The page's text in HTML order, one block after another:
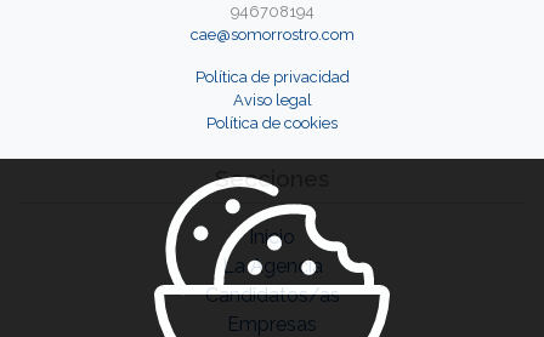
946708194
cae@somorrostro.com
Política de privacidad
Aviso legal
Política de cookies
Secciones
Inicio
La Agencia
Candidatos/as
Empresas